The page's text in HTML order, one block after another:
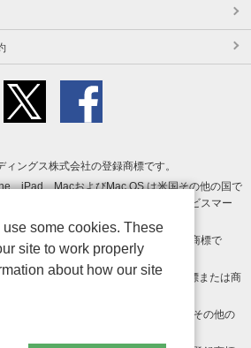
ングス株式会社の登録商標です。
、iPad、MacおよびMac OS は米国その他の国で
標です。App Store は Apple Inc. のサービスマー
び Google Play ロゴ は Google LLC の商標で
米国およびその他の国における登録商標または商
PDF は、Adobe Inc.の米国およびその他の
some cookies. These
site to work properly
about how our site